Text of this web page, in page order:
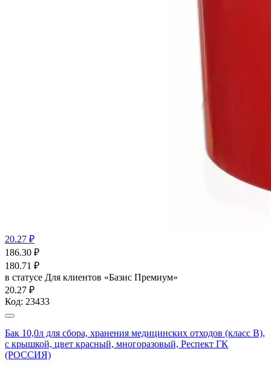
20.27 ₽
186.30 ₽
180.71 ₽
в статусе Для клиентов «Базис Премиум»
20.27 ₽
Код: 23433
Бак 10,0л для сбора, хранения медицинских отходов (класс В),
с крышкой, цвет красный, многоразовый, Респект ГК
(РОССИЯ)